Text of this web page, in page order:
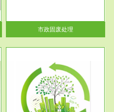
市政固废处理